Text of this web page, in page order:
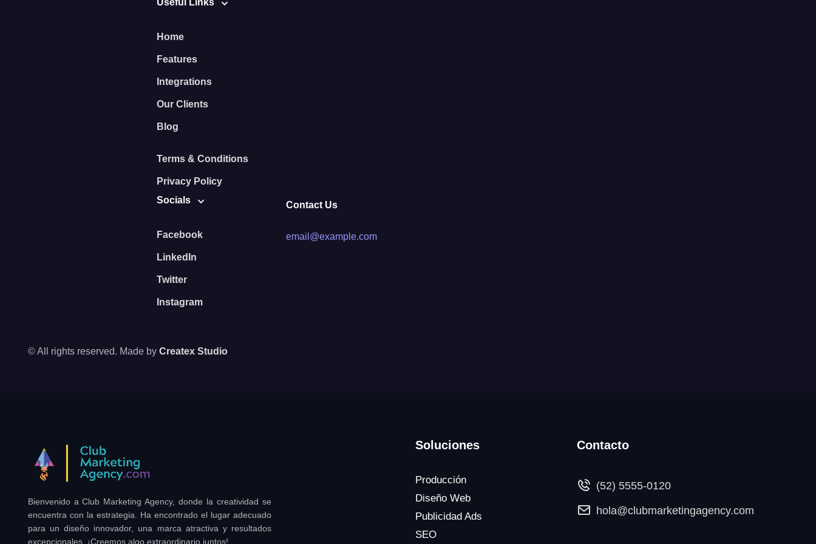
Useful Links
Home
Features
Integrations
Our Clients
Blog
Terms & Conditions
Privacy Policy
Socials
Facebook
LinkedIn
Twitter
Instagram
Contact Us
email@example.com
© All rights reserved. Made by Createx Studio
Bienvenido a Club Marketing Agency, donde la creatividad se
encuentra con la estrategia. Ha encontrado el lugar adecuado
para un diseño innovador, una marca atractiva y resultados
excepcionales. ¡Creemos algo extraordinario juntos!
Soluciones
Producción
Diseño Web
Publicidad Ads
SEO
Contacto
(52) 5555-0120
hola@clubmarketingagency.com